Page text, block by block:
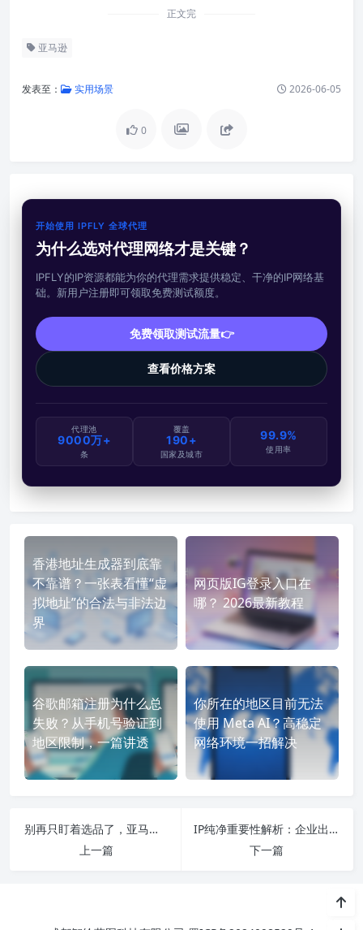
正文完
亚马逊
发表至： 实用场景 2026-06-05
0
开始使用 IPFLY 全球代理
为什么选对代理网络才是关键？
IPFLY的IP资源都能为你的代理需求提供稳定、干净的IP网络基
础。新用户注册即可领取免费测试额度。
免费领取测试流量👉
查看价格方案
代理池
9000万+
条
覆盖
190+
国家及城市
99.9%
使用率
香港地址生成器到底靠
不靠谱？一张表看懂“虚
拟地址”的合法与非法边
界
网页版IG登录入口在
哪？ 2026最新教程
谷歌邮箱注册为什么总
失败？从手机号验证到
地区限制，一篇讲透
你所在的地区目前无法
使用 Meta AI？高稳定
网络环境一招解决
别再只盯着选品了，亚马逊跨境电商平台的网络根基决定你能走多远
上一篇
IP纯净重要性解析：企业出海业务为何越来越重视IP信誉
下一篇